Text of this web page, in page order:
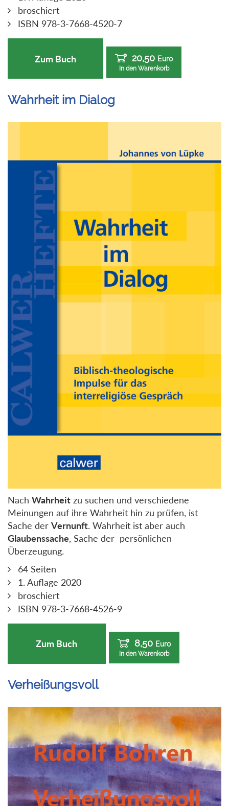
broschiert
ISBN 978-3-7668-4520-7
Zum Buch 20,50 Euro
In den Warenkorb
Wahrheit im Dialog
Nach Wahrheit zu suchen und verschiedene
Meinungen auf ihre Wahrheit hin zu prüfen, ist
Sache der Vernunft. Wahrheit ist aber auch
Glaubenssache, Sache der persönlichen
Überzeugung.
64 Seiten
1. Auflage 2020
broschiert
ISBN 978-3-7668-4526-9
Zum Buch 8,50 Euro
In den Warenkorb
Verheißungsvoll